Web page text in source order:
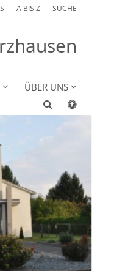
A BIS Z SUCHE
ÜBER UNS